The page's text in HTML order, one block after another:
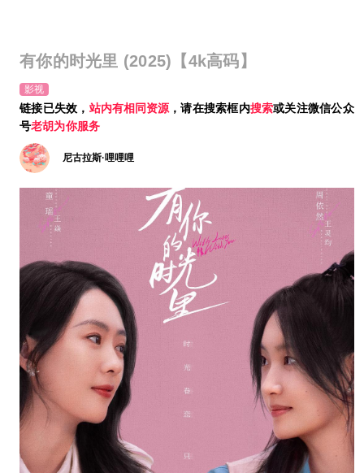
有你的时光里 (2025)【4k高码】
影视
链接已失效， 站内有相同资源 ，请在搜索框内搜索或关注微信公众
号老胡为你服务
尼古拉斯·哩哩哩